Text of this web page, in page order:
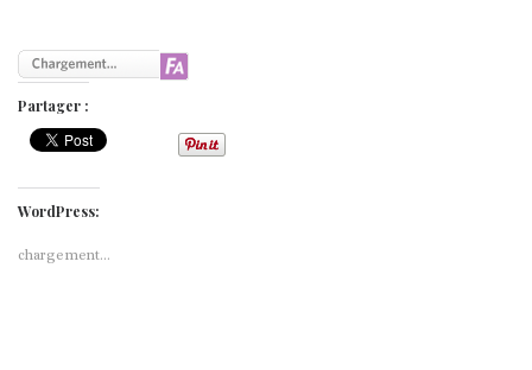
Partager :
WordPress:
chargement…